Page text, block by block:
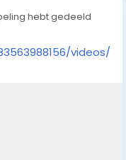
hebt gedeeld
videos/